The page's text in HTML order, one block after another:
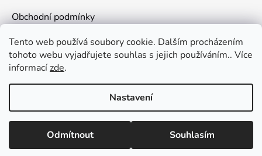
Tento web používá soubory cookie. Dalším procházením
tohoto webu vyjadřujete souhlas s jejich používáním.. Více
informacízde.
Nastavení
Odmítnout Souhlasím
Obchodní podmínky
Podmínky ochrany osobních údajů
Kontakty
Vytvořil Shoptet
Copyright 2026
. Všechna práva
vyhrazena.